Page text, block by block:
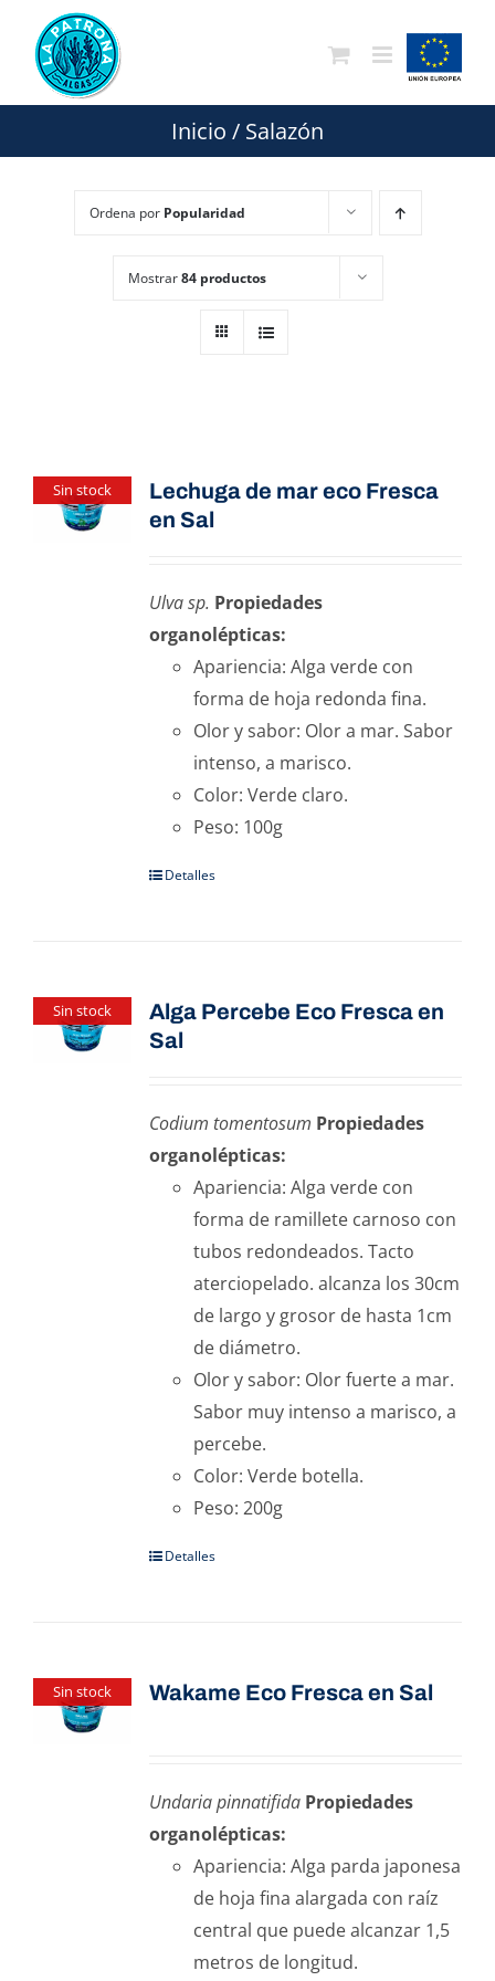
contenido
Inicio / Salazón
Ordena por Popularidad
Mostrar84 productos
Sin stock
Lechuga de mar eco Fresca
en Sal
Ulva sp. Propiedades
organolépticas:
Apariencia: Alga verde con
forma de hoja redonda fina.
Olor y sabor: Olor a mar. Sabor
intenso, a marisco.
Color: Verde claro.
Peso: 100g
Detalles
Sin stock
Alga Percebe Eco Fresca en
Sal
Codium tomentosum Propiedades
organolépticas:
Apariencia: Alga verde con
forma de ramillete carnoso con
tubos redondeados. Tacto
aterciopelado. alcanza los 30cm
de largo y grosor de hasta 1cm
de diámetro.
Olor y sabor: Olor fuerte a mar.
Sabor muy intenso a marisco, a
percebe.
Color: Verde botella.
Peso: 200g
Detalles
Sin stock Wakame Eco Fresca en Sal
Undaria pinnatifida Propiedades
organolépticas:
Apariencia: Alga parda japonesa
de hoja fina alargada con raíz
central que puede alcanzar 1,5
metros de longitud.